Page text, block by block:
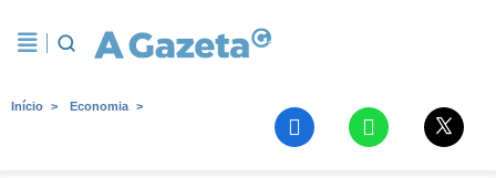
Início Economia